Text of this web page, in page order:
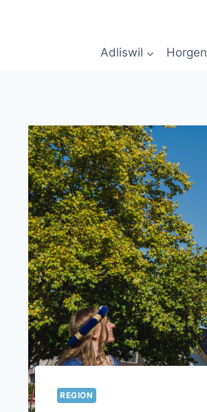
Adliswil Horgen
REGION